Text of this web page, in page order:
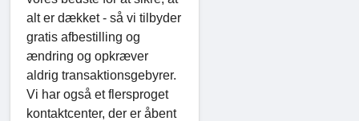
alt er dækket - så vi tilbyder
gratis afbestilling og
ændring og opkræver
aldrig transaktionsgebyrer.
Vi har også et flersproget
kontaktcenter, der er åbent